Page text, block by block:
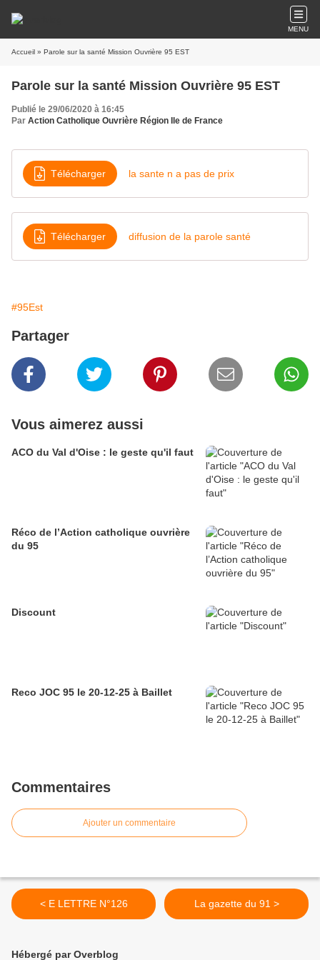
MENU
Accueil » Parole sur la santé Mission Ouvrière 95 EST
Parole sur la santé Mission Ouvrière 95 EST
Publié le 29/06/2020 à 16:45
Par Action Catholique Ouvrière Région Ile de France
Télécharger la sante n a pas de prix
Télécharger diffusion de la parole santé
#95Est
Partager
Vous aimerez aussi
ACO du Val d'Oise : le geste qu'il faut
Réco de l’Action catholique ouvrière
du 95
Discount
Reco JOC 95 le 20-12-25 à Baillet
Commentaires
Ajouter un commentaire
< E LETTRE N°126 La gazette du 91 >
Hébergé par Overblog